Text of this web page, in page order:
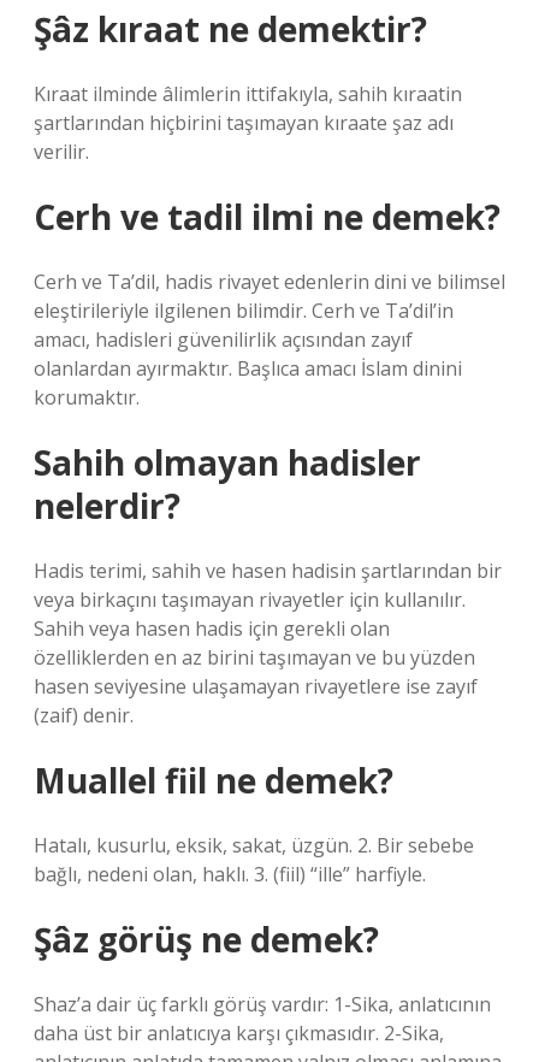
Şâz kıraat ne demektir?
Kıraat ilminde âlimlerin ittifakıyla, sahih kıraatin
şartlarından hiçbirini taşımayan kıraate şaz adı
verilir.
Cerh ve tadil ilmi ne demek?
Cerh ve Ta’dil, hadis rivayet edenlerin dini ve bilimsel
eleştirileriyle ilgilenen bilimdir. Cerh ve Ta’dil’in
amacı, hadisleri güvenilirlik açısından zayıf
olanlardan ayırmaktır. Başlıca amacı İslam dinini
korumaktır.
Sahih olmayan hadisler
nelerdir?
Hadis terimi, sahih ve hasen hadisin şartlarından bir
veya birkaçını taşımayan rivayetler için kullanılır.
Sahih veya hasen hadis için gerekli olan
özelliklerden en az birini taşımayan ve bu yüzden
hasen seviyesine ulaşamayan rivayetlere ise zayıf
(zaif) denir.
Muallel fiil ne demek?
Hatalı, kusurlu, eksik, sakat, üzgün. 2. Bir sebebe
bağlı, nedeni olan, haklı. 3. (fiil) “ille” harfiyle.
Şâz görüş ne demek?
Shaz’a dair üç farklı görüş vardır: 1-Sika, anlatıcının
daha üst bir anlatıcıya karşı çıkmasıdır. 2-Sika,